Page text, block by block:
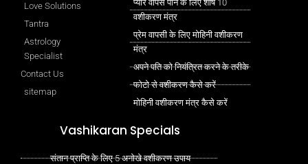
Love Solutions
Tantra
Astrology
Specialist
Contact Us
sitemap
प्यार वापस पाने के लिए शीर्ष 10
वशीकरण मंत्र
प्रेम वापसी के लिए मोहिनी वशीकरण
मंत्र
अपने पति को नियंत्रित करने के तरीके
फोटो से वशीकरण कैसे करें
मोहिनी वशीकरण मंत्र कैसे करें
Vashikaran Specials
संतान प्राप्ति के लिए 5 अनोखे वशीकरण उपाय